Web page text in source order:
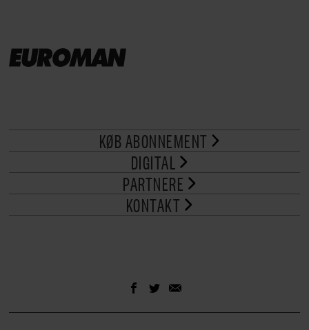
KØB ABONNEMENT
DIGITAL
PARTNERE
KONTAKT